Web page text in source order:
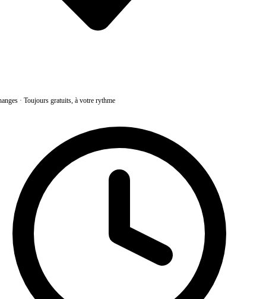
· Toujours gratuits, à votre rythme